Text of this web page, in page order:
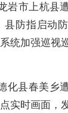
岩市上杭县
县防指启动
统加强巡视
化县春美乡
实时画面，